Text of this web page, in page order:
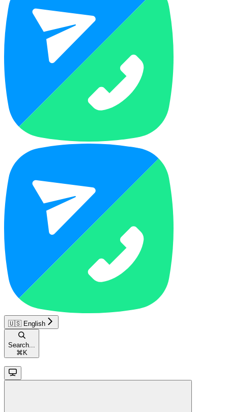
🇺🇸 English
Search...
⌘ K